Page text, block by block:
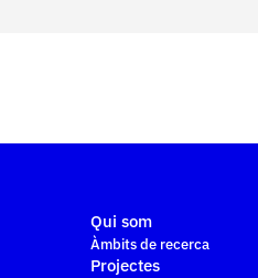
Qui som
Àmbits de recerca
Projectes